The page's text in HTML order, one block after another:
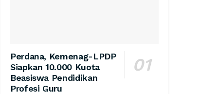
Perdana, Kemenag-LPDP
Siapkan 10.000 Kuota
Beasiswa Pendidikan
Profesi Guru